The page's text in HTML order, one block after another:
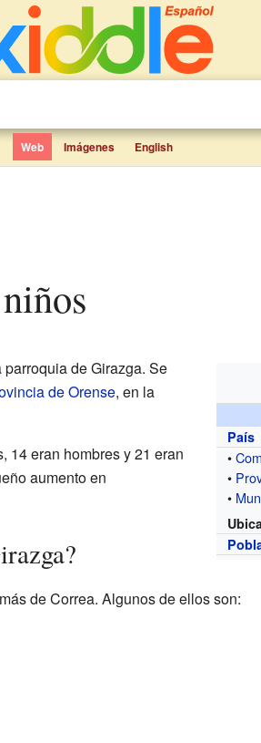
Web Imágenes English
País
•
•
•
de Girazga. Se
de Orense, en la
14 eran hombres y 21 eran
aumento en
de Correa. Algunos de ellos son: